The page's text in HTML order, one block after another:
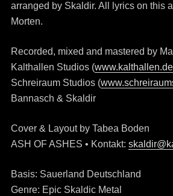
arranged by Skaldir. All lyrics on this
Morten.
Recorded, mixed and mastered by
Kalthallen Studios (www.kalthallen.de
Schreiraum Studios (
Bannasch & Skaldir
Cover & Layout by Tabea Boden
ASH OF ASHES • Kontakt:
Basis: Sauerland Deutschland
Genre: Epic Skaldic Metal